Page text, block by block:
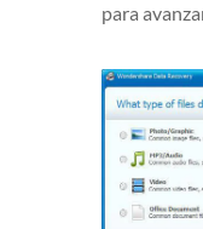
para